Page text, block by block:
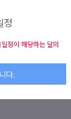
정
정이 해당하는 달의
다.